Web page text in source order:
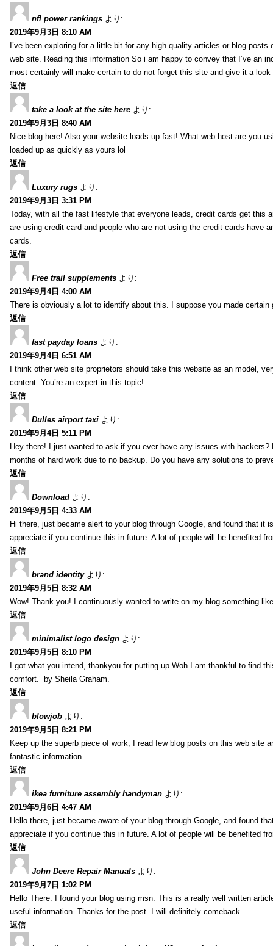
nfl power rankings より:
2019年9月3日 8:10 AM
I’ve been exploring for a little bit for any high quality articles or blog
web site. Reading this information So i am happy to convey that I’ve an
most certainly will make certain to do not forget this site and give it a look
返信
take a look at the site here より:
2019年9月3日 8:40 AM
Nice blog here! Also your website loads up fast! What web host are you
loaded up as quickly as yours lol
返信
Luxury rugs より:
2019年9月3日 3:31 PM
Today, with all the fast lifestyle that everyone leads, credit cards get this
are using credit card and people who are not using the credit cards have
cards.
返信
Free trail supplements より:
2019年9月4日 4:00 AM
There is obviously a lot to identify about this. I suppose you made certain
返信
fast payday loans より:
2019年9月4日 6:51 AM
I think other web site proprietors should take this website as an model,
content. You’re an expert in this topic!
返信
Dulles airport taxi より:
2019年9月4日 5:11 PM
Hey there! I just wanted to ask if you ever have any issues with
months of hard work due to no backup. Do you have any solutions to
返信
Download より:
2019年9月5日 4:33 AM
Hi there, just became alert to your blog through Google, and found that it
appreciate if you continue this in future. A lot of people will be benefited
返信
brand identity より:
2019年9月5日 8:32 AM
Wow! Thank you! I continuously wanted to write on my blog something
返信
minimalist logo design より:
2019年9月5日 8:10 PM
I got what you intend, thankyou for putting up.Woh I am thankful to find
comfort.” by Sheila Graham.
返信
blowjob より:
2019年9月5日 8:21 PM
Keep up the superb piece of work, I read few blog posts on this web site
fantastic information.
返信
ikea furniture assembly handyman より:
2019年9月6日 4:47 AM
Hello there, just became aware of your blog through Google, and found
appreciate if you continue this in future. A lot of people will be benefited
返信
John Deere Repair Manuals より:
2019年9月7日 1:02 PM
Hello There. I found your blog using msn. This is a really well written
useful information. Thanks for the post. I will definitely comeback.
返信